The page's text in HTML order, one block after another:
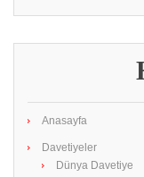
Anasayfa
Davetiyeler
Dünya Davetiye